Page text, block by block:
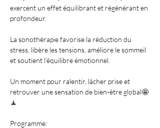
exercent un effet équilibrant et régénérant en
profondeur.
La sonothérapie favorise la réduction du
stress, libère les tensions, améliore le sommeil
et soutient l’équilibre émotionnel.
Un moment pour ralentir, lâcher prise et
retrouver une sensation de bien-être global🤩
🧘
Programme: